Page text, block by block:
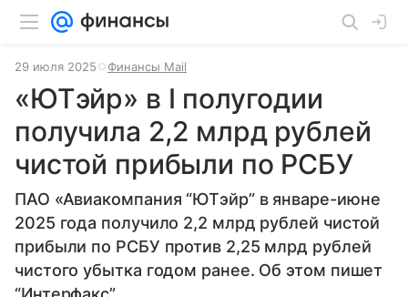
29 июля 2025 Финансы Mail
«ЮТэйр» в I полугодии
получила 2,2 млрд рублей
чистой прибыли по РСБУ
ПАО «Авиакомпания “ЮТэйр” в январе-июне
2025 года получило 2,2 млрд рублей чистой
прибыли по РСБУ против 2,25 млрд рублей
чистого убытка годом ранее. Об этом пишет